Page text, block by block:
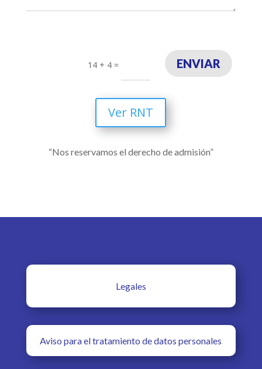
14 + 4 = ENVIAR
Ver RNT
“Nos reservamos el derecho de admisión”
Legales
Aviso para el tratamiento de datos personales